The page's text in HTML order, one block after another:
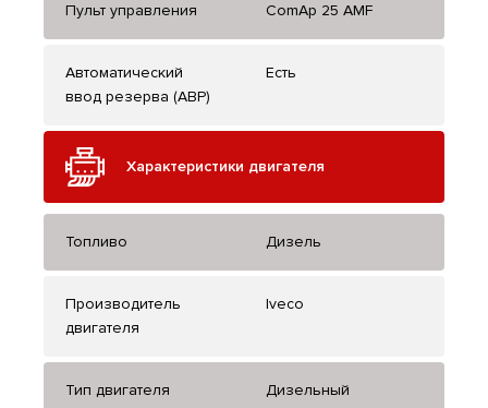
Пульт управления ComAp 25 AMF
Автоматический
ввод резерва (АВР)
Есть
Характеристики двигателя
Топливо Дизель
Производитель
двигателя
Iveco
Тип двигателя Дизельный